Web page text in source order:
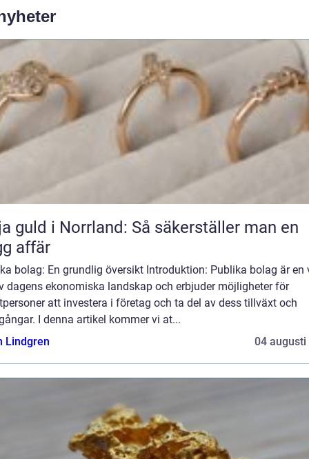
guld i Norrland: Så säkerställer man en
affär
bolag: En grundlig översikt Introduktion: Publika bolag är en
dagens ekonomiska landskap och erbjuder möjligheter för
att investera i företag och ta del av dess tillväxt och
I denna artikel kommer vi at...
Lindgren
04 augusti